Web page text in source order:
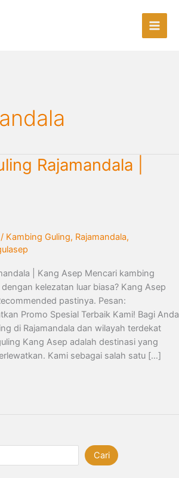
Rajamandala |
/ Kambing Guling, Rajamandala,
| Kang Asep Mencari kambing
kelezatan luar biasa? Kang Asep
pastinya. Pesan:
Promo Spesial Terbaik Kami! Bagi Anda
di Rajamandala dan wilayah terdekat
Kang Asep adalah destinasi yang
Kami sebagai salah satu […]
Cari